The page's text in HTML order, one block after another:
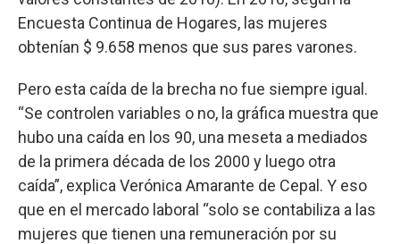
Encuesta Continua de Hogares, las mujeres
obtenían $ 9.658 menos que sus pares varones.
Pero esta caída de la brecha no fue siempre igual.
“Se controlen variables o no, la gráfica muestra que
hubo una caída en los 90, una meseta a mediados
de la primera década de los 2000 y luego otra
caída”, explica Verónica Amarante de Cepal. Y eso
que en el mercado laboral “solo se contabiliza a las
mujeres que tienen una remuneración por su